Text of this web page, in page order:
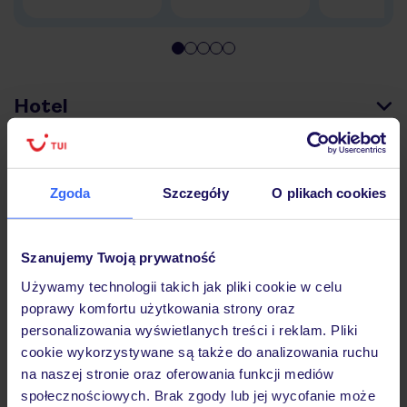
Zgoda Szczegóły O plikach cookies
Szanujemy Twoją prywatność
Używamy technologii takich jak pliki cookie w celu
poprawy komfortu użytkowania strony oraz
personalizowania wyświetlanych treści i reklam. Pliki
cookie wykorzystywane są także do analizowania ruchu
na naszej stronie oraz oferowania funkcji mediów
społecznościowych. Brak zgody lub jej wycofanie może
Hotel
Wyżywienie
Ważne informacje
Często zadawane pytania